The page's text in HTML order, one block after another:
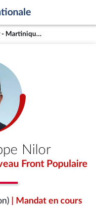
M. Jean-Philippe Nilor - Martinique (4e circonscription)
Nilor
Front Populaire
| Mandat en cours